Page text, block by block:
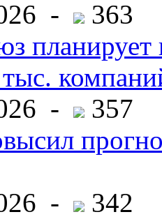
-
363
планирует
-
357
-
342